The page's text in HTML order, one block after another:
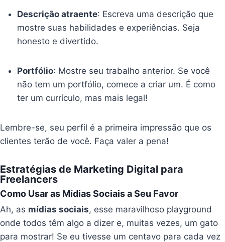
Descrição atraente: Escreva uma descrição que
mostre suas habilidades e experiências. Seja
honesto e divertido.
Portfólio: Mostre seu trabalho anterior. Se você
não tem um portfólio, comece a criar um. É como
ter um currículo, mas mais legal!
Lembre-se, seu perfil é a primeira impressão que os
clientes terão de você. Faça valer a pena!
Estratégias de Marketing Digital para
Freelancers
Como Usar as Mídias Sociais a Seu Favor
Ah, as mídias sociais, esse maravilhoso playground
onde todos têm algo a dizer e, muitas vezes, um gato
para mostrar! Se eu tivesse um centavo para cada vez